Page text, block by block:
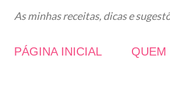
As minhas receitas, dicas e
PÁGINA INICIAL QUEM